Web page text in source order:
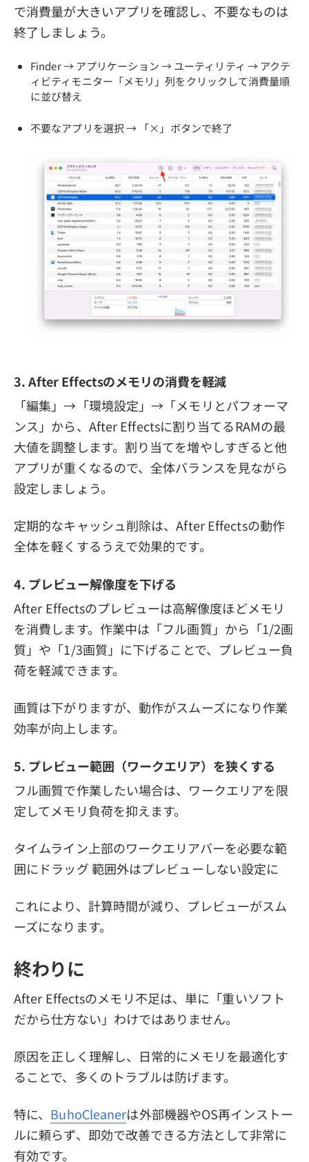
で消費量が大きいアプリを確認し、不要なものは
終了しましょう。
Finder → アプリケーション → ユーティリティ → アクテ
ィビティモニター「メモリ」列をクリックして消費量順
に並び替え
不要なアプリを選択 → 「×」ボタンで終了
3. After Effectsのメモリの消費を軽減
「編集」→「環境設定」→「メモリとパフォーマ
ンス」から、After Effectsに割り当てるRAMの最
大値を調整します。割り当てを増やしすぎると他
アプリが重くなるので、全体バランスを見ながら
設定しましょう。
定期的なキャッシュ削除は、After Effectsの動作
全体を軽くするうえで効果的です。
4. プレビュー解像度を下げる
After Effectsのプレビューは高解像度ほどメモリ
を消費します。作業中は「フル画質」から「1/2画
質」や「1/3画質」に下げることで、プレビュー負
荷を軽減できます。
画質は下がりますが、動作がスムーズになり作業
効率が向上します。
5. プレビュー範囲（ワークエリア）を狭くする
フル画質で作業したい場合は、ワークエリアを限
定してメモリ負荷を抑えます。
タイムライン上部のワークエリアバーを必要な範
囲にドラッグ 範囲外はプレビューしない設定に
これにより、計算時間が減り、プレビューがスム
ーズになります。
終わりに
After Effectsのメモリ不足は、単に「重いソフト
だから仕方ない」わけではありません。
原因を正しく理解し、日常的にメモリを最適化す
ることで、多くのトラブルは防げます。
特に、 BuhoCleanerは外部機器やOS再インストー
ルに頼らず、即効で改善できる方法として非常に
有効です。